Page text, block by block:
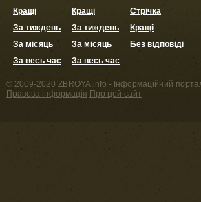
Кращі
За тиждень
За місяць
За весь час
Кращі
За тиждень
За місяць
За весь час
Стрічка
Кращі
Без відповіді
© 2009-2020 ZBROYA.info - Інформаційний портал
Правова інформація Про цей сайт